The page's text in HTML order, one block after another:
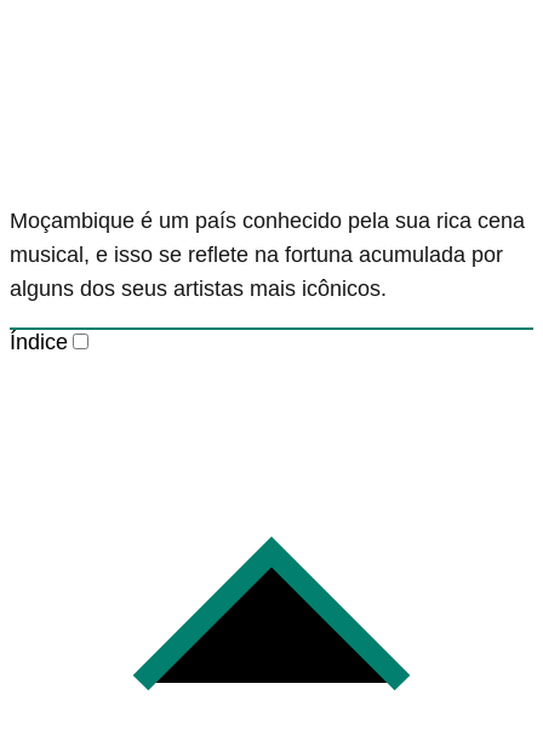
Moçambique é um país conhecido pela sua rica cena
musical, e isso se reflete na fortuna acumulada por
alguns dos seus artistas mais icônicos.
Índice